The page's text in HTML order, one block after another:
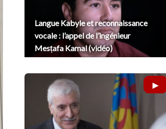
Langue Kabyle et reconnaissance
vocale : l’appel de l’ingénieur
Mesṭafa Kamal (vidéo)